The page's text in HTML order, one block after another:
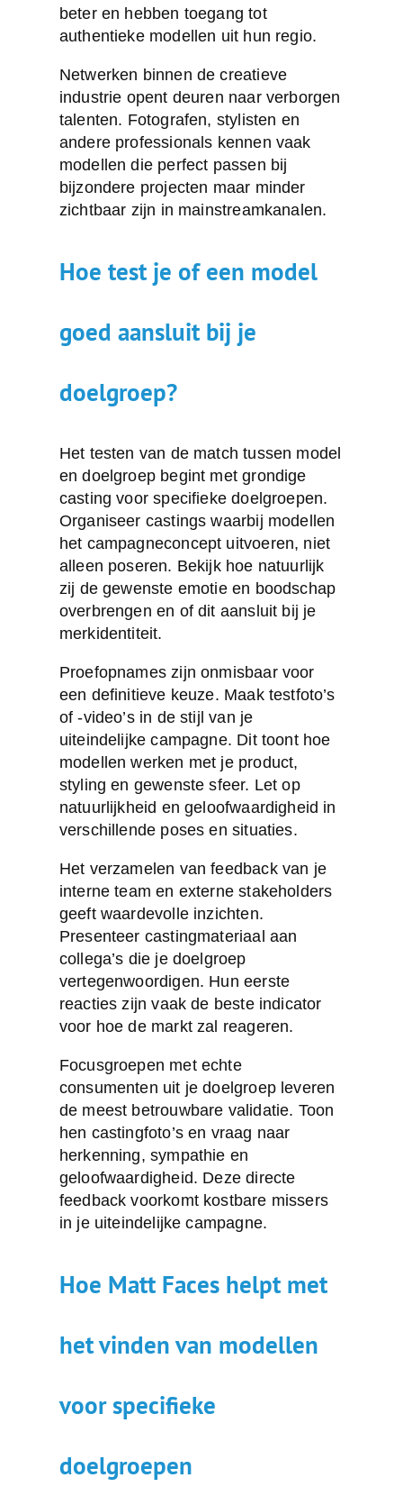
beter en hebben toegang tot
authentieke modellen uit hun regio.
Netwerken binnen de creatieve
industrie opent deuren naar verborgen
talenten. Fotografen, stylisten en
andere professionals kennen vaak
modellen die perfect passen bij
bijzondere projecten maar minder
zichtbaar zijn in mainstreamkanalen.
Hoe test je of een model
goed aansluit bij je
doelgroep?
Het testen van de match tussen model
en doelgroep begint met grondige
casting voor specifieke doelgroepen.
Organiseer castings waarbij modellen
het campagneconcept uitvoeren, niet
alleen poseren. Bekijk hoe natuurlijk
zij de gewenste emotie en boodschap
overbrengen en of dit aansluit bij je
merkidentiteit.
Proefopnames zijn onmisbaar voor
een definitieve keuze. Maak testfoto’s
of -video’s in de stijl van je
uiteindelijke campagne. Dit toont hoe
modellen werken met je product,
styling en gewenste sfeer. Let op
natuurlijkheid en geloofwaardigheid in
verschillende poses en situaties.
Het verzamelen van feedback van je
interne team en externe stakeholders
geeft waardevolle inzichten.
Presenteer castingmateriaal aan
collega’s die je doelgroep
vertegenwoordigen. Hun eerste
reacties zijn vaak de beste indicator
voor hoe de markt zal reageren.
Focusgroepen met echte
consumenten uit je doelgroep leveren
de meest betrouwbare validatie. Toon
hen castingfoto’s en vraag naar
herkenning, sympathie en
geloofwaardigheid. Deze directe
feedback voorkomt kostbare missers
in je uiteindelijke campagne.
Hoe Matt Faces helpt met
het vinden van modellen
voor specifieke
doelgroepen